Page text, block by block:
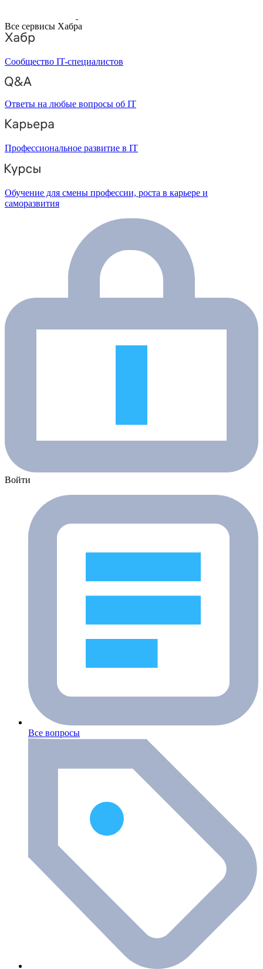
Все сервисы Хабра
Сообщество IT-специалистов
Ответы на любые вопросы об IT
Профессиональное развитие в IT
Обучение для смены профессии, роста в карьере и
саморазвития
Войти
Все вопросы